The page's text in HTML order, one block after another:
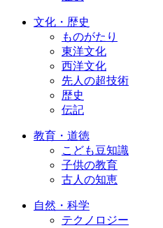
文化・歴史
ものがたり
東洋文化
西洋文化
先人の超技術
歴史
伝記
教育・道徳
こども豆知識
子供の教育
古人の知恵
自然・科学
テクノロジー